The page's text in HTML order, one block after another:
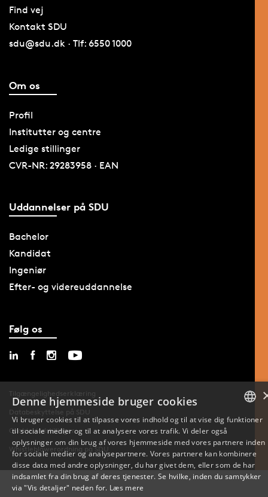
Find vej
Kontakt SDU
sdu@sdu.dk · Tlf: 6550 1000
Om os
Profil
Institutter og centre
Ledige stillinger
CVR-NR: 29283958 · EAN
Uddannelser på SDU
Bachelor
Kandidat
Ingeniør
Efter- og videreuddannelse
Følg os
Tilgængelighedserklæring
Databeskyttelse på SDU
Cookie-indstillinger
Whistleblowerordning på SDU
ENGLISH
Denne hjemmeside bruger cookies
Vi bruger cookies til at tilpasse vores indhold og til at vise dig funktioner
til sociale medier og til at analysere vores trafik. Vi deler også
oplysninger om din brug af vores hjemmeside med vores partnere inden
for sociale medier og analysepartnere. Vores partnere kan kombinere
disse data med andre oplysninger, du har givet dem, eller som de har
indsamlet fra din brug af deres tjenester. Se hvilke, inden du samtykker
via "Vis detaljer" neden for. Læs mere